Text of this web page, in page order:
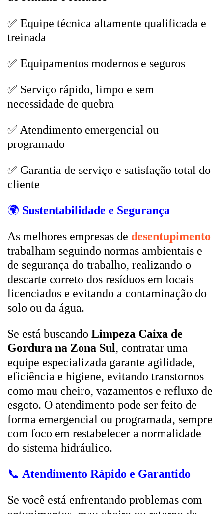
✅ Equipe técnica altamente qualificada e
treinada
✅ Equipamentos modernos e seguros
✅ Serviço rápido, limpo e sem
necessidade de quebra
✅ Atendimento emergencial ou
programado
✅ Garantia de serviço e satisfação total do
cliente
🌍 Sustentabilidade e Segurança
As melhores empresas de desentupimento
trabalham seguindo normas ambientais e
de segurança do trabalho, realizando o
descarte correto dos resíduos em locais
licenciados e evitando a contaminação do
solo ou da água.
Se está buscando Limpeza Caixa de
Gordura na Zona Sul, contratar uma
equipe especializada garante agilidade,
eficiência e higiene, evitando transtornos
como mau cheiro, vazamentos e refluxo de
esgoto. O atendimento pode ser feito de
forma emergencial ou programada, sempre
com foco em restabelecer a normalidade
do sistema hidráulico.
📞 Atendimento Rápido e Garantido
Se você está enfrentando problemas com